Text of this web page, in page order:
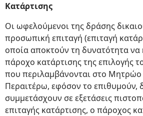
Κατάρτισης
Οι ωφελούμενοι της δράσης
προσωπική επιταγή (επιταγή
οποία αποκτούν τη δυνατότητα να
πάροχο κατάρτισης της επιλογής
που περιλαμβάνονται στο
Περαιτέρω, εφόσον το επιθυμούν,
συμμετάσχουν σε εξετάσεις
επιταγής κατάρτισης, ο πάροχος